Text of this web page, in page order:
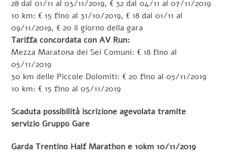
28 dal 01/11 al 03/11/2019, € 32 dal 04/11 al 07/11/2019
10 km: € 15 fino al 31/10/2019, € 18 dal 01/11 al
09/11/2019, € 20 il giorno della gara
Tariffa concordata con AV Run:
Mezza Maratona dei Sei Comuni: € 18 fino al
05/11/2019
30 km delle Piccole Dolomiti: € 20 fino al 05/11/2019
10 km: € 15 fino al 05/11/2019
Scaduta possibilità iscrizione agevolata tramite
servizio Gruppo Gare
Garda Trentino Half Marathon e 10km 10/11/2019